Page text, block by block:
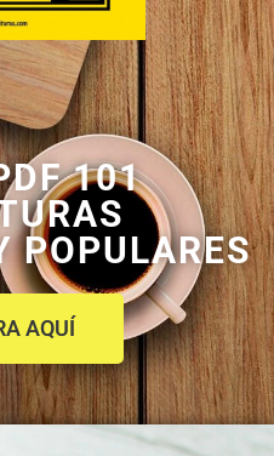
101
POPULARES
AQUÍ